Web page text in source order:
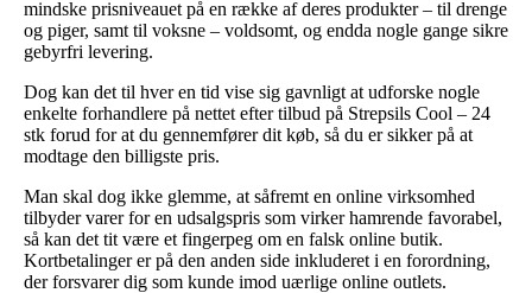
mindske prisniveauet på en række af deres produkter – til drenge
og piger, samt til voksne – voldsomt, og endda nogle gange sikre
gebyrfri levering.
Dog kan det til hver en tid vise sig gavnligt at udforske nogle
enkelte forhandlere på nettet efter tilbud på Strepsils Cool – 24
stk forud for at du gennemfører dit køb, så du er sikker på at
modtage den billigste pris.
Man skal dog ikke glemme, at såfremt en online virksomhed
tilbyder varer for en udsalgspris som virker hamrende favorabel,
så kan det tit være et fingerpeg om en falsk online butik.
Kortbetalinger er på den anden side inkluderet i en forordning,
der forsvarer dig som kunde imod uærlige online outlets.